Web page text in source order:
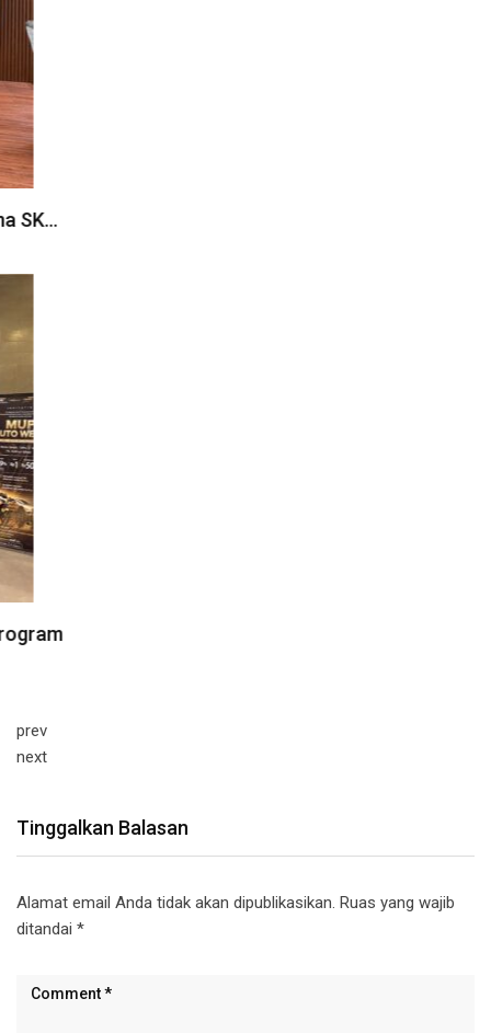
prev
next
Tinggalkan Balasan
Alamat email Anda tidak akan dipublikasikan. Ruas yang wajib
ditandai *